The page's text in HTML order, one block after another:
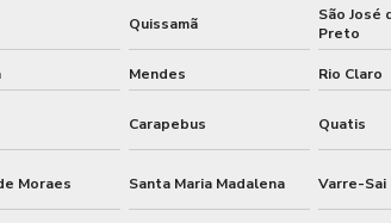
Quissamã
São José
Preto
Mendes Rio Claro
Carapebus Quatis
Moraes Santa Maria Madalena Varre-Sai